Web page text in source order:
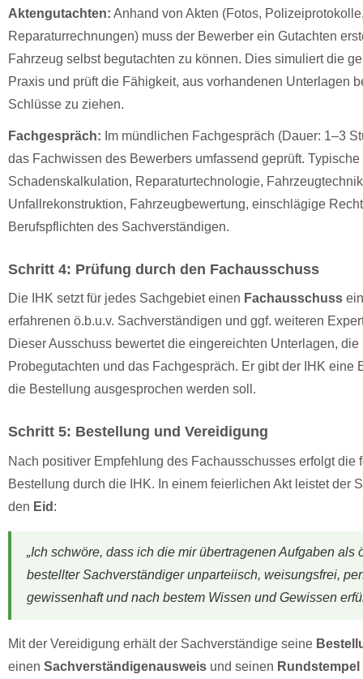
Aktengutachten: Anhand von Akten (Fotos,
Reparaturrechnungen) muss der Bewerber ein Gutachten
Fahrzeug selbst begutachten zu können. Dies simuliert die
Praxis und prüft die Fähigkeit, aus vorhandenen Unterlagen
Schlüsse zu ziehen.
Fachgespräch: Im mündlichen Fachgespräch (Dauer: 1–3
das Fachwissen des Bewerbers umfassend geprüft.
Schadenskalkulation, Reparaturtechnologie,
Unfallrekonstruktion, Fahrzeugbewertung, einschlägige
Berufspflichten des Sachverständigen.
Schritt 4: Prüfung durch den Fachausschuss
Die IHK setzt für jedes Sachgebiet einen Fachausschuss
erfahrenen ö.b.u.v. Sachverständigen und ggf. weiteren
Dieser Ausschuss bewertet die eingereichten Unterlagen, die
Probegutachten und das Fachgespräch. Er gibt der IHK eine
die Bestellung ausgesprochen werden soll.
Schritt 5: Bestellung und Vereidigung
Nach positiver Empfehlung des Fachausschusses erfolgt die
Bestellung durch die IHK. In einem feierlichen Akt leistet der
den Eid :
„Ich schwöre, dass ich die mir übertragenen Aufgaben als
bestellter Sachverständiger unparteiisch, weisungsfrei,
gewissenhaft und nach bestem Wissen und Gewissen
Mit der Vereidigung erhält der Sachverständige seine
einen Sachverständigenausweis und seinen